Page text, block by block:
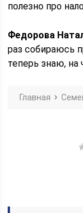
полезно про
Федорова
раз собираюсь
теперь знаю, на
Главная